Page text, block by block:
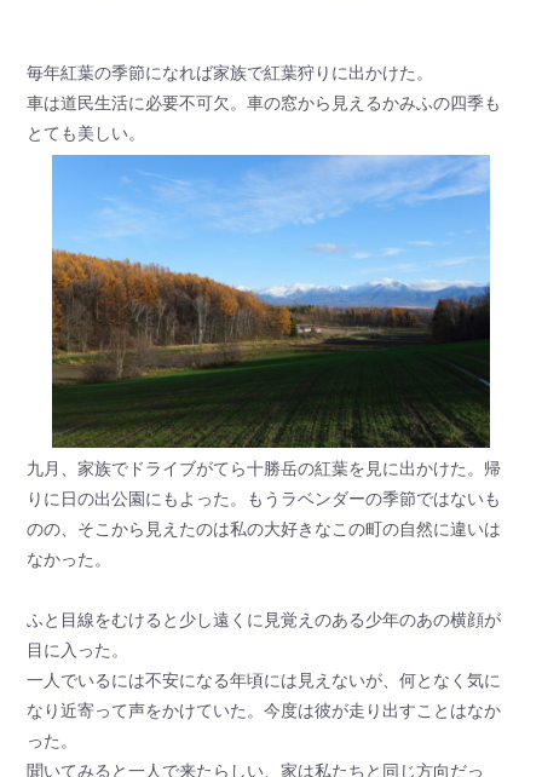
毎年紅葉の季節になれば家族で紅葉狩りに出かけた。
車は道民生活に必要不可欠。車の窓から見えるかみふの四季も
とても美しい。
九月、家族でドライブがてら十勝岳の紅葉を見に出かけた。帰
りに日の出公園にもよった。もうラベンダーの季節ではないも
のの、そこから見えたのは私の大好きなこの町の自然に違いは
なかった。
ふと目線をむけると少し遠くに見覚えのある少年のあの横顔が
目に入った。
一人でいるには不安になる年頃には見えないが、何となく気に
なり近寄って声をかけていた。今度は彼が走り出すことはなか
った。
聞いてみると一人で来たらしい、家は私たちと同じ方向だっ